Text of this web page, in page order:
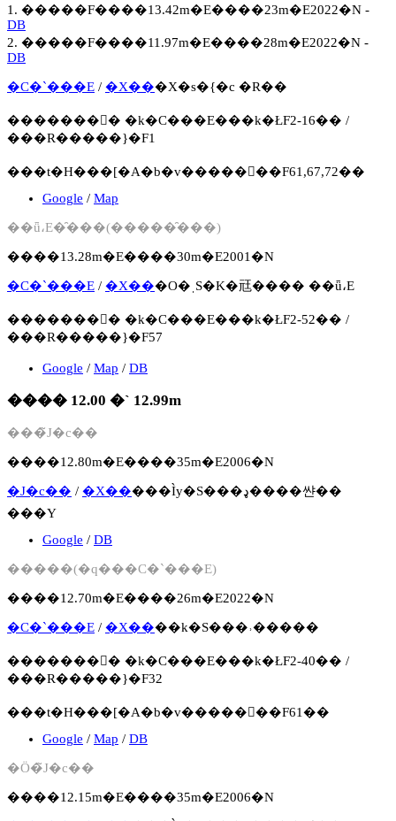
1. �����F����13.42m�E����23m�E2022�N -
DB
2. �����F����11.97m�E����28m�E2022�N -
DB
�C�`���E / �X���X�s�{�c �R��
�������񍐏� �k�C���E���k�ŁF2-16�� /
���R�����}�F1
���t�H���[�A�b�v�����񍐏��F61,67,72��
Google / Map
��ǖ،E�̑���(�����̑���)
����13.28m�E����30m�E2001�N
�C�`���E / �X���O�ˌS�K�㒬���� ��ǖ،E
�������񍐏� �k�C���E���k�ŁF2-52�� /
���R�����}�F57
Google / Map / DB
���� 12.00 �` 12.99m
���̃J�c��
����12.80m�E����35m�E2006�N
�J�c�� / �X�����Ìy�S���ډ����쌴��
���Y
Google / DB
�����(�q���C�`���E)
����12.70m�E����26m�E2022�N
�C�`���E / �X����k�S���˒�����
�������񍐏� �k�C���E���k�ŁF2-40�� /
���R�����}�F32
���t�H���[�A�b�v�����񍐏��F61��
Google / Map / DB
�Ö�̃J�c��
����12.15m�E����35m�E2006�N